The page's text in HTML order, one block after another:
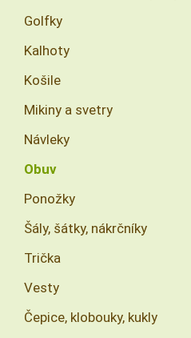
Golfky
Kalhoty
Košile
Mikiny a svetry
Návleky
Obuv
Ponožky
Šály, šátky, nákrčníky
Trička
Vesty
Čepice, klobouky, kukly